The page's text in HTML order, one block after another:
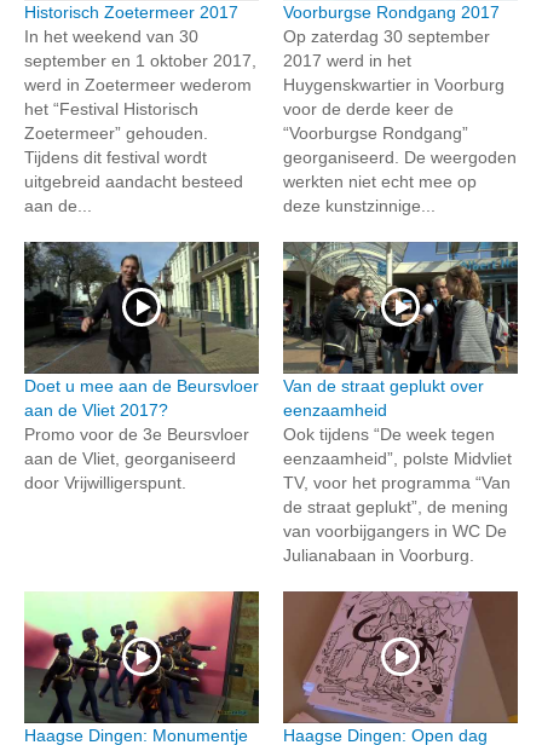
Historisch Zoetermeer 2017
In het weekend van 30
september en 1 oktober 2017,
werd in Zoetermeer wederom
het “Festival Historisch
Zoetermeer” gehouden.
Tijdens dit festival wordt
uitgebreid aandacht besteed
aan de...
Voorburgse Rondgang 2017
Op zaterdag 30 september
2017 werd in het
Huygenskwartier in Voorburg
voor de derde keer de
“Voorburgse Rondgang”
georganiseerd. De weergoden
werkten niet echt mee op
deze kunstzinnige...
Doet u mee aan de Beursvloer
aan de Vliet 2017?
Promo voor de 3e Beursvloer
aan de Vliet, georganiseerd
door Vrijwilligerspunt.
Van de straat geplukt over
eenzaamheid
Ook tijdens “De week tegen
eenzaamheid”, polste Midvliet
TV, voor het programma “Van
de straat geplukt”, de mening
van voorbijgangers in WC De
Julianabaan in Voorburg.
Haagse Dingen: Monumentje
Haagse Dingen: Open dag